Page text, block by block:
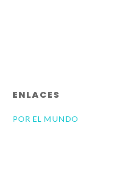
ENLACES
POR EL MUNDO